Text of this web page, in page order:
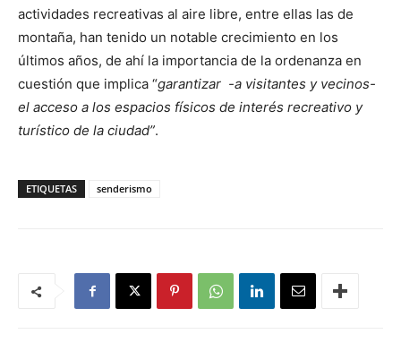
actividades recreativas al aire libre, entre ellas las de
montaña, han tenido un notable crecimiento en los
últimos años, de ahí la importancia de la ordenanza en
cuestión que implica “garantizar -a visitantes y vecinos-
el acceso a los espacios físicos de interés recreativo y
turístico de la ciudad”.
ETIQUETAS senderismo